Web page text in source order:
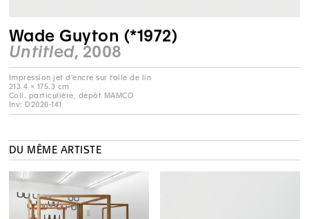
Wade Guyton (*1972)
Untitled, 2008
Impression jet d'encre sur toile de lin
213.4 × 175.3 cm
Coll. particulière, dépôt MAMCO
Inv: D2026-141
DU MÊME ARTISTE